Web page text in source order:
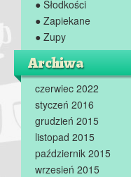
● Słodkości
● Zapiekane
● Zupy
Archiwa
czerwiec 2022
styczeń 2016
grudzień 2015
listopad 2015
październik 2015
wrzesień 2015